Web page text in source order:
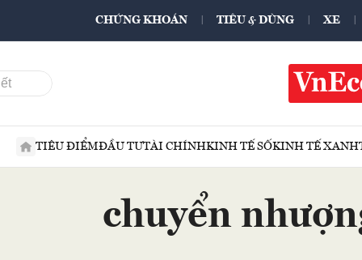
CHỨNG KHOÁN TIÊU & DÙNG XE
TIÊU ĐIỂMĐẦU TƯTÀI CHÍNHKINH TẾ SỐKINH TẾ XANH
chuyển